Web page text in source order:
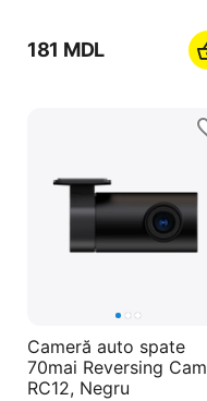
‍181‍ MDL
Cameră auto spate
70mai Reversing Cam
RC12, Negru